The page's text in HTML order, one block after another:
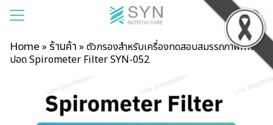
Home » ร้านค้า » ตัวกรองสำหรับเครื่องทดสอบสมรรถภาพทาง
ปอด Spirometer Filter SYN-052